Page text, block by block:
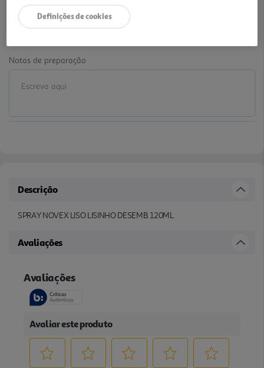
-10% Imediato Exclusivo Online
De 2/8/2026 a 1/9/2026
Notas de preparação
Descrição
SPRAY NOVEX LISO LISINHO DESEMB. 120ML
Avaliações
Definições de cookies